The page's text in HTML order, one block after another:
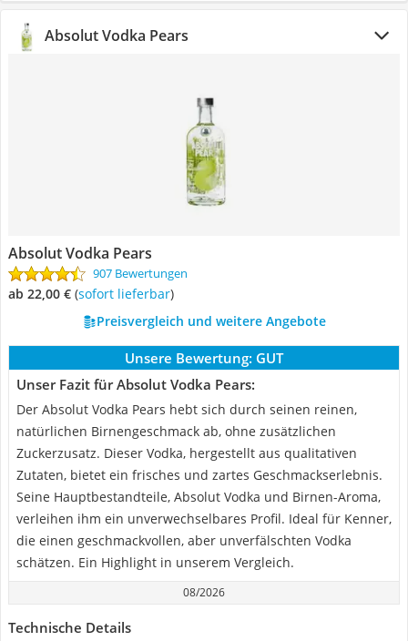
Absolut Vodka Pears
Absolut Vodka Pears
907 Bewertungen
ab 22,00 € ( Sofort lieferbar)
Preisvergleich und weitere Angebote
Unsere Bewertung: GUT
Unser Fazit für Absolut Vodka Pears:
Der Absolut Vodka Pears hebt sich durch seinen reinen,
natürlichen Birnengeschmack ab, ohne zusätzlichen
Zuckerzusatz. Dieser Vodka, hergestellt aus qualitativen
Zutaten, bietet ein frisches und zartes Geschmackserlebnis.
Seine Hauptbestandteile, Absolut Vodka und Birnen-Aroma,
verleihen ihm ein unverwechselbares Profil. Ideal für Kenner,
die einen geschmackvollen, aber unverfälschten Vodka
schätzen. Ein Highlight in unserem Vergleich.
08/2026
Technische Details